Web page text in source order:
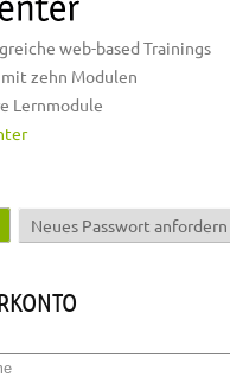
web-based Trainings
zehn Modulen
Lernmodule
(aktiver Reiter)
Neues Passwort anfordern